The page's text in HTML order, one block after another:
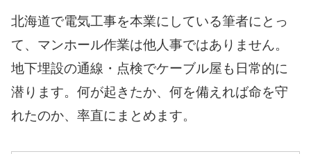
北海道で電気工事を本業にしている筆者にとっ
て、マンホール作業は他人事ではありません。
地下埋設の通線・点検でケーブル屋も日常的に
潜ります。何が起きたか、何を備えれば命を守
れたのか、率直にまとめます。